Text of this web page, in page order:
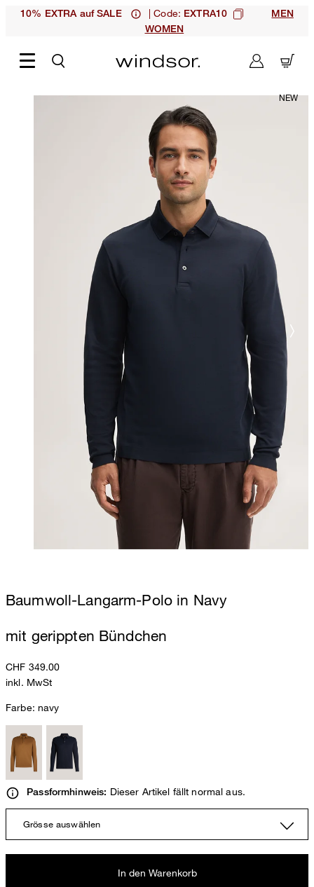
10% EXTRA auf SALE | Code: EXTRA10
MEN
WOMEN
Baumwoll-Langarm-Polo in Navy
mit gerippten Bündchen
CHF 349.00
inkl. MwSt
Farbe: navy
Passformhinweis: Dieser Artikel fällt normal aus.
Grösse auswählen
In den Warenkorb